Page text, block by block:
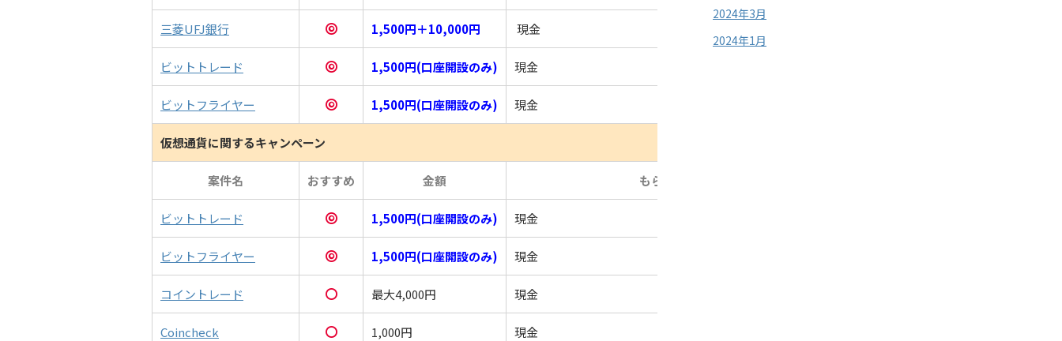
三菱UFJ銀行 1,500円＋10,000円 現金
ビットトレード 1,500円(口座開設のみ) 現金
ビットフライヤー 1,500円(口座開設のみ) 現金
仮想通貨に関するキャンペーン
案件名 おすすめ 金額 もらえるもの
ビットトレード 1,500円(口座開設のみ) 現金
ビットフライヤー 1,500円(口座開設のみ) 現金
コイントレード 最大4,000円 現金
Coincheck 1,000円 現金
2024年3月
2024年1月